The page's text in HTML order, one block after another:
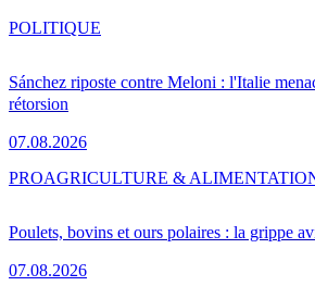
Sánchez riposte contre Meloni : l'Italie
rétorsion
07.08.2026
POLITIQUE
Poulets, bovins et ours polaires : la grippe
07.08.2026
PROAGRICULTURE &